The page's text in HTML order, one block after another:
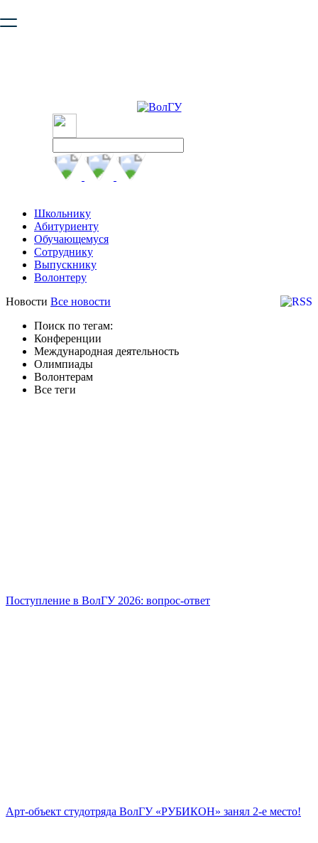
безопасную работу с сайтом. Пожалуйста
Школьнику
Абитуриенту
Обучающемуся
Сотруднику
Выпускнику
Волонтеру
Новости Все новости
Поиск по тегам:
Конференции
Международная деятельность
Олимпиады
Волонтерам
Все теги
Поступление в ВолГУ 2026: вопрос-ответ
Арт-объект студотряда ВолГУ «РУБИКОН» занял 2-е место!